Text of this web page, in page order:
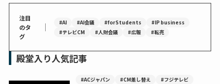
注目
のタ
グ
｜ #AI #AI会議 #forStudents
#IP business
#テレビCM
#人財会議 #広報 #転売
殿堂入り人気記事
#ACジャパン #CM差し替え #フジテレビ